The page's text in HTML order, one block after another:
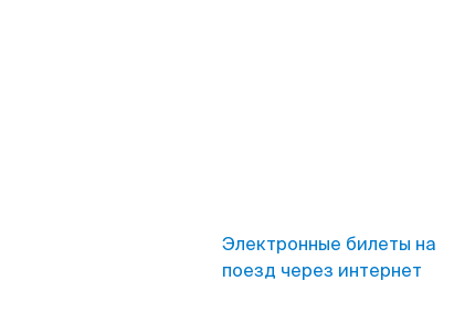
Электронные билеты на
поезд через интернет